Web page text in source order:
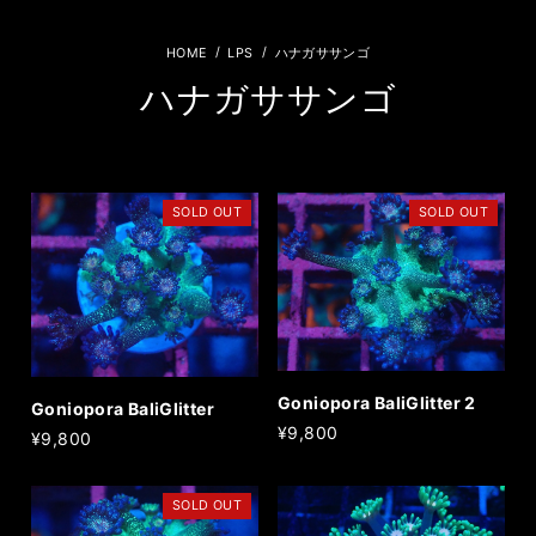
LPS ハナガササンゴ
ハナガササンゴ
SOLD OUT
Goniopora BaliGlitter
¥9,800
SOLD OUT
Goniopora BaliGlitter 2
¥9,800
SOLD OUT